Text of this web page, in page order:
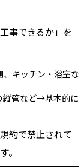
事できるか」を
、キッチン・浴室な
縦管など→基本的に
約で禁止されて
。